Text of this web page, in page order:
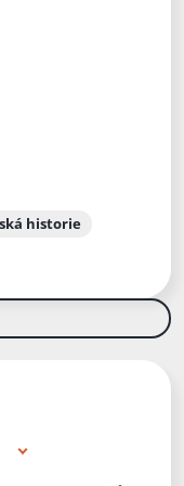
historie